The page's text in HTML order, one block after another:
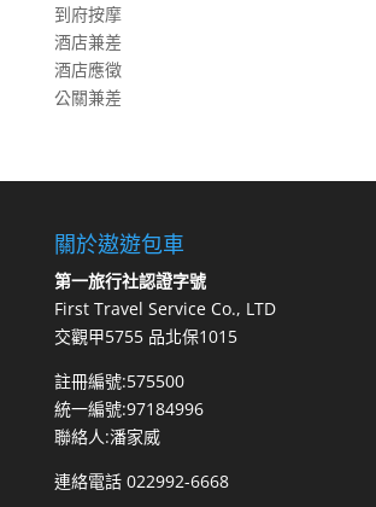
到府按摩
酒店兼差
酒店應徵
公關兼差
關於遨遊包車
第一旅行社認證字號
First Travel Service Co., LTD
交觀甲5755 品北保1015
註冊編號:575500
統一編號:97184996
聯絡人:潘家威
連絡電話 022992-6668